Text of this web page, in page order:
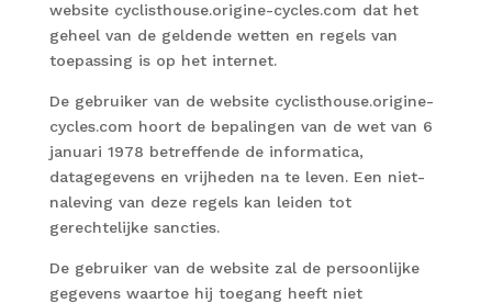
website cyclisthouse.origine-cycles.com dat het
geheel van de geldende wetten en regels van
toepassing is op het internet.
De gebruiker van de website cyclisthouse.origine-
cycles.com hoort de bepalingen van de wet van 6
januari 1978 betreffende de informatica,
datagegevens en vrijheden na te leven. Een niet-
naleving van deze regels kan leiden tot
gerechtelijke sancties.
De gebruiker van de website zal de persoonlijke
gegevens waartoe hij toegang heeft niet